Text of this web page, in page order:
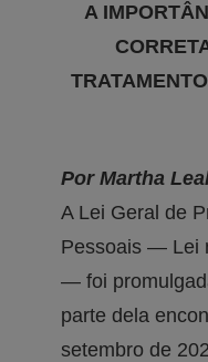
A
Por Martha
A Lei Geral de
Pessoais — Lei
— foi
parte dela
setembro de